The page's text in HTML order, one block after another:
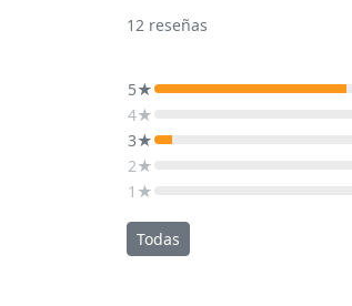
12 reseñas
5★
4★
3★
2★
1★
Todas